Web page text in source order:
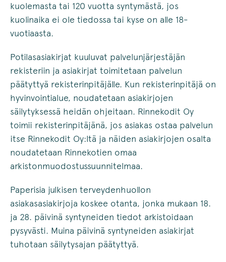
kuolemasta tai 120 vuotta syntymästä, jos
kuolinaika ei ole tiedossa tai kyse on alle 18-
vuotiaasta.
Potilasasiakirjat kuuluvat palvelunjärjestäjän
rekisteriin ja asiakirjat toimitetaan palvelun
päätyttyä rekisterinpitäjälle. Kun rekisterinpitäjä on
hyvinvointialue, noudatetaan asiakirjojen
säilytyksessä heidän ohjeitaan. Rinnekodit Oy
toimii rekisterinpitäjänä, jos asiakas ostaa palvelun
itse Rinnekodit Oy:ltä ja näiden asiakirjojen osalta
noudatetaan Rinnekotien omaa
arkistonmuodostussuunnitelmaa.
Paperisia julkisen terveydenhuollon
asiakasasiakirjoja koskee otanta, jonka mukaan 18.
ja 28. päivinä syntyneiden tiedot arkistoidaan
pysyvästi. Muina päivinä syntyneiden asiakirjat
tuhotaan säilytysajan päätyttyä.